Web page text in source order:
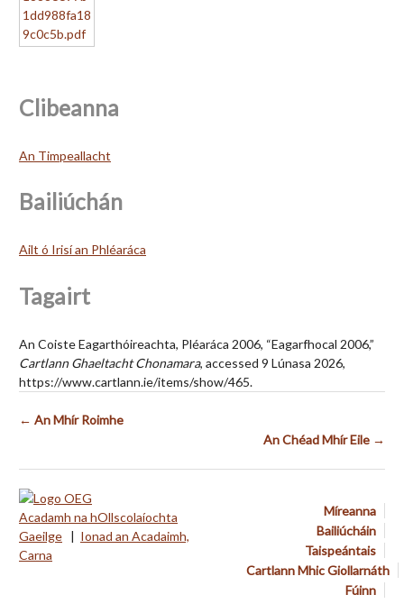
Clibeanna
An Timpeallacht
Bailiúchán
Ailt ó Irisí an Phléaráca
Tagairt
An Coiste Eagarthóireachta, Pléaráca 2006, “Eagarfhocal 2006,”
Cartlann Ghaeltacht Chonamara, accessed 9 Lúnasa 2026,
https://www.cartlann.ie/items/show/465.
← An Mhír Roimhe
An Chéad Mhír Eile →
Míreanna
Bailiúcháin
Taispeántais
Cartlann Mhic Giollarnáth
Fúinn
Acadamh na hOllscolaíochta
Gaeilge | Ionad an Acadaimh,
Carna